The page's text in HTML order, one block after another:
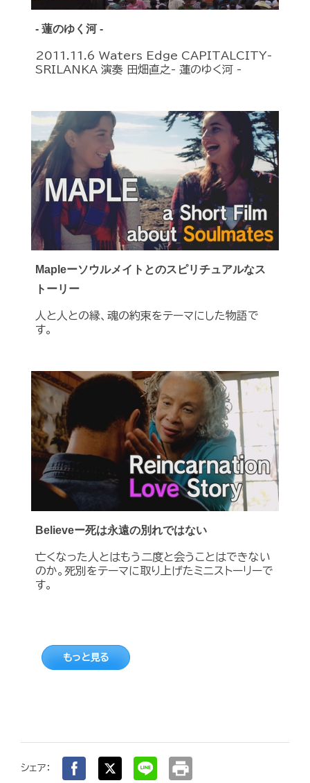
- 蓮のゆく河 -
2011.11.6 Waters Edge CAPITALCITY-
SRILANKA 演奏 田畑直之- 蓮のゆく河 -
Mapleーソウルメイトとのスピリチュアルなス
トーリー
人と人との縁、魂の約束をテーマにした物語で
す。
Believeー死は永遠の別れではない
亡くなった人とはもう二度と会うことはできない
のか。死別をテーマに取り上げたミニストーリーで
す。
もっと見る
シェア： print